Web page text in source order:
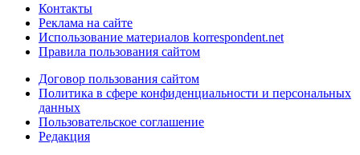
Контакты
Реклама на сайте
Использование материалов korrespondent.net
Правила пользования сайтом
Договор пользования сайтом
Политика в сфере конфиденциальности и персональных
данных
Пользовательское соглашение
Редакция